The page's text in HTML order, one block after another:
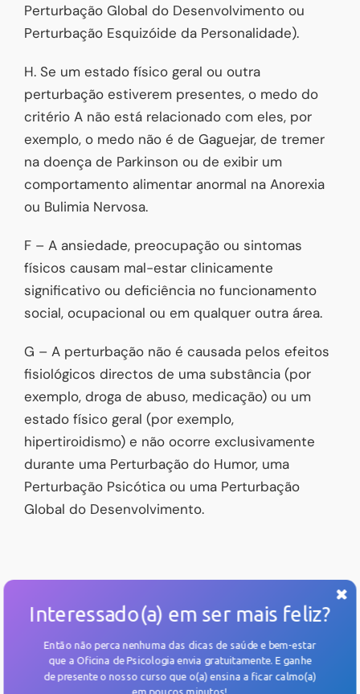
Perturbação Global do Desenvolvimento ou
Perturbação Esquizóide da Personalidade).
H. Se um estado físico geral ou outra
perturbação estiverem presentes, o medo do
critério A não está relacionado com eles, por
exemplo, o medo não é de Gaguejar, de tremer
na doença de Parkinson ou de exibir um
comportamento alimentar anormal na Anorexia
ou Bulimia Nervosa.
F – A ansiedade, preocupação ou sintomas
físicos causam mal-estar clinicamente
significativo ou deficiência no funcionamento
social, ocupacional ou em qualquer outra área.
G – A perturbação não é causada pelos efeitos
fisiológicos directos de uma substância (por
exemplo, droga de abuso, medicação) ou um
estado físico geral (por exemplo,
hipertiroidismo) e não ocorre exclusivamente
durante uma Perturbação do Humor, uma
Perturbação Psicótica ou uma Perturbação
Global do Desenvolvimento.
EXEMPLOS DE
Interessado(a) em ser mais feliz?
Então não perca nenhuma das dicas de saúde e bem-estar
que a Oficina de Psicologia envia gratuitamente. E ganhe
de presente o nosso curso que o(a) ensina a ficar calmo(a)
em poucos minutos!